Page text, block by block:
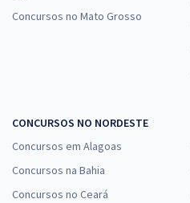
Concursos no Mato Grosso
CONCURSOS NO NORDESTE
Concursos em Alagoas
Concursos na Bahia
Concursos no Ceará